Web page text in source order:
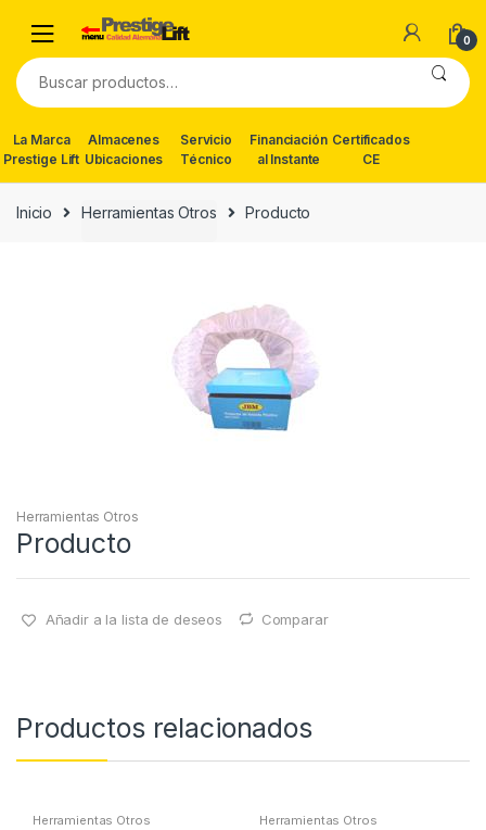
navigation
content
0
Buscar
por:
La Marca
Prestige Lift
Almacenes
Ubicaciones
Servicio
Técnico
Financiación
al Instante
Certificados
CE
Inicio Herramientas Otros Producto
Herramientas Otros
Producto
Añadir a la lista de deseos Comparar
Productos relacionados
Herramientas Otros Herramientas Otros